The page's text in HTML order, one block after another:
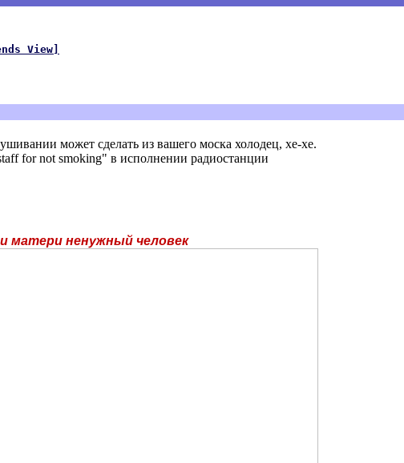
View]
может сделать из вашего моска холодец, хе-хе.
for not smoking" в исполнении радиостанции
матери ненужный человек